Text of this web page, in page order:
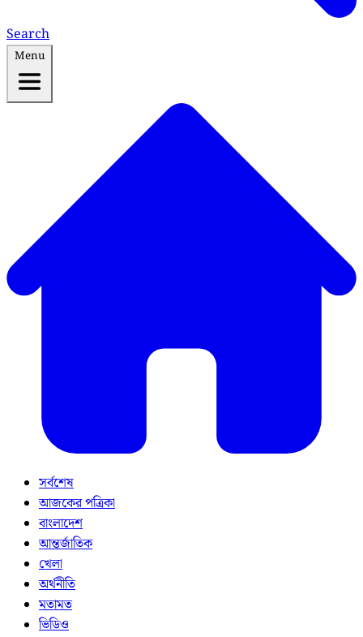
Search
Menu
সর্বশেষ
আজকের পত্রিকা
বাংলাদেশ
আন্তর্জাতিক
খেলা
অর্থনীতি
মতামত
ভিডিও